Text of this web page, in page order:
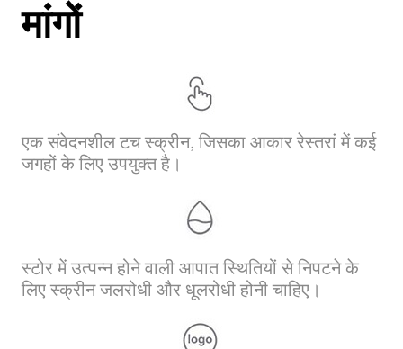
मांगों
एक संवेदनशील टच स्क्रीन, जिसका आकार रेस्तरां में कई
जगहों के लिए उपयुक्त है।
स्टोर में उत्पन्न होने वाली आपात स्थितियों से निपटने के
लिए स्क्रीन जलरोधी और धूलरोधी होनी चाहिए।